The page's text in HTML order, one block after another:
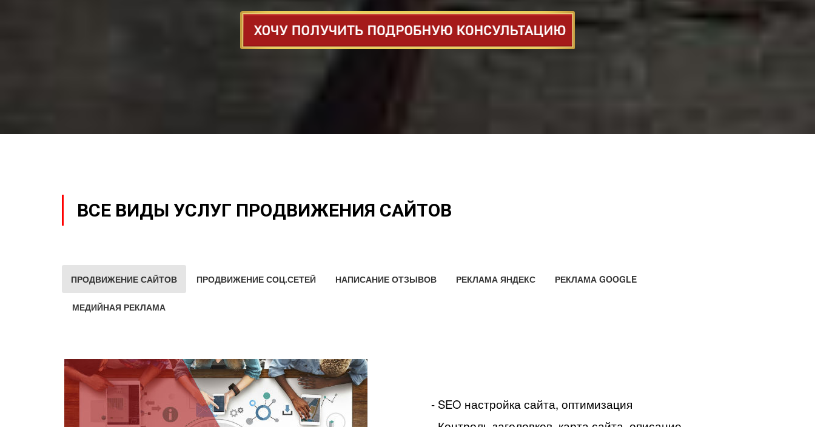
ВСЕ ВИДЫ УСЛУГ ПРОДВИЖЕНИЯ САЙТОВ
ПРОДВИЖЕНИЕ САЙТОВ ПРОДВИЖЕНИЕ СОЦ.СЕТЕЙ НАПИСАНИЕ ОТЗЫВОВ РЕКЛАМА ЯНДЕКС РЕКЛАМА GOOGLE
МЕДИЙНАЯ РЕКЛАМА
- SEO настройка сайта, оптимизация